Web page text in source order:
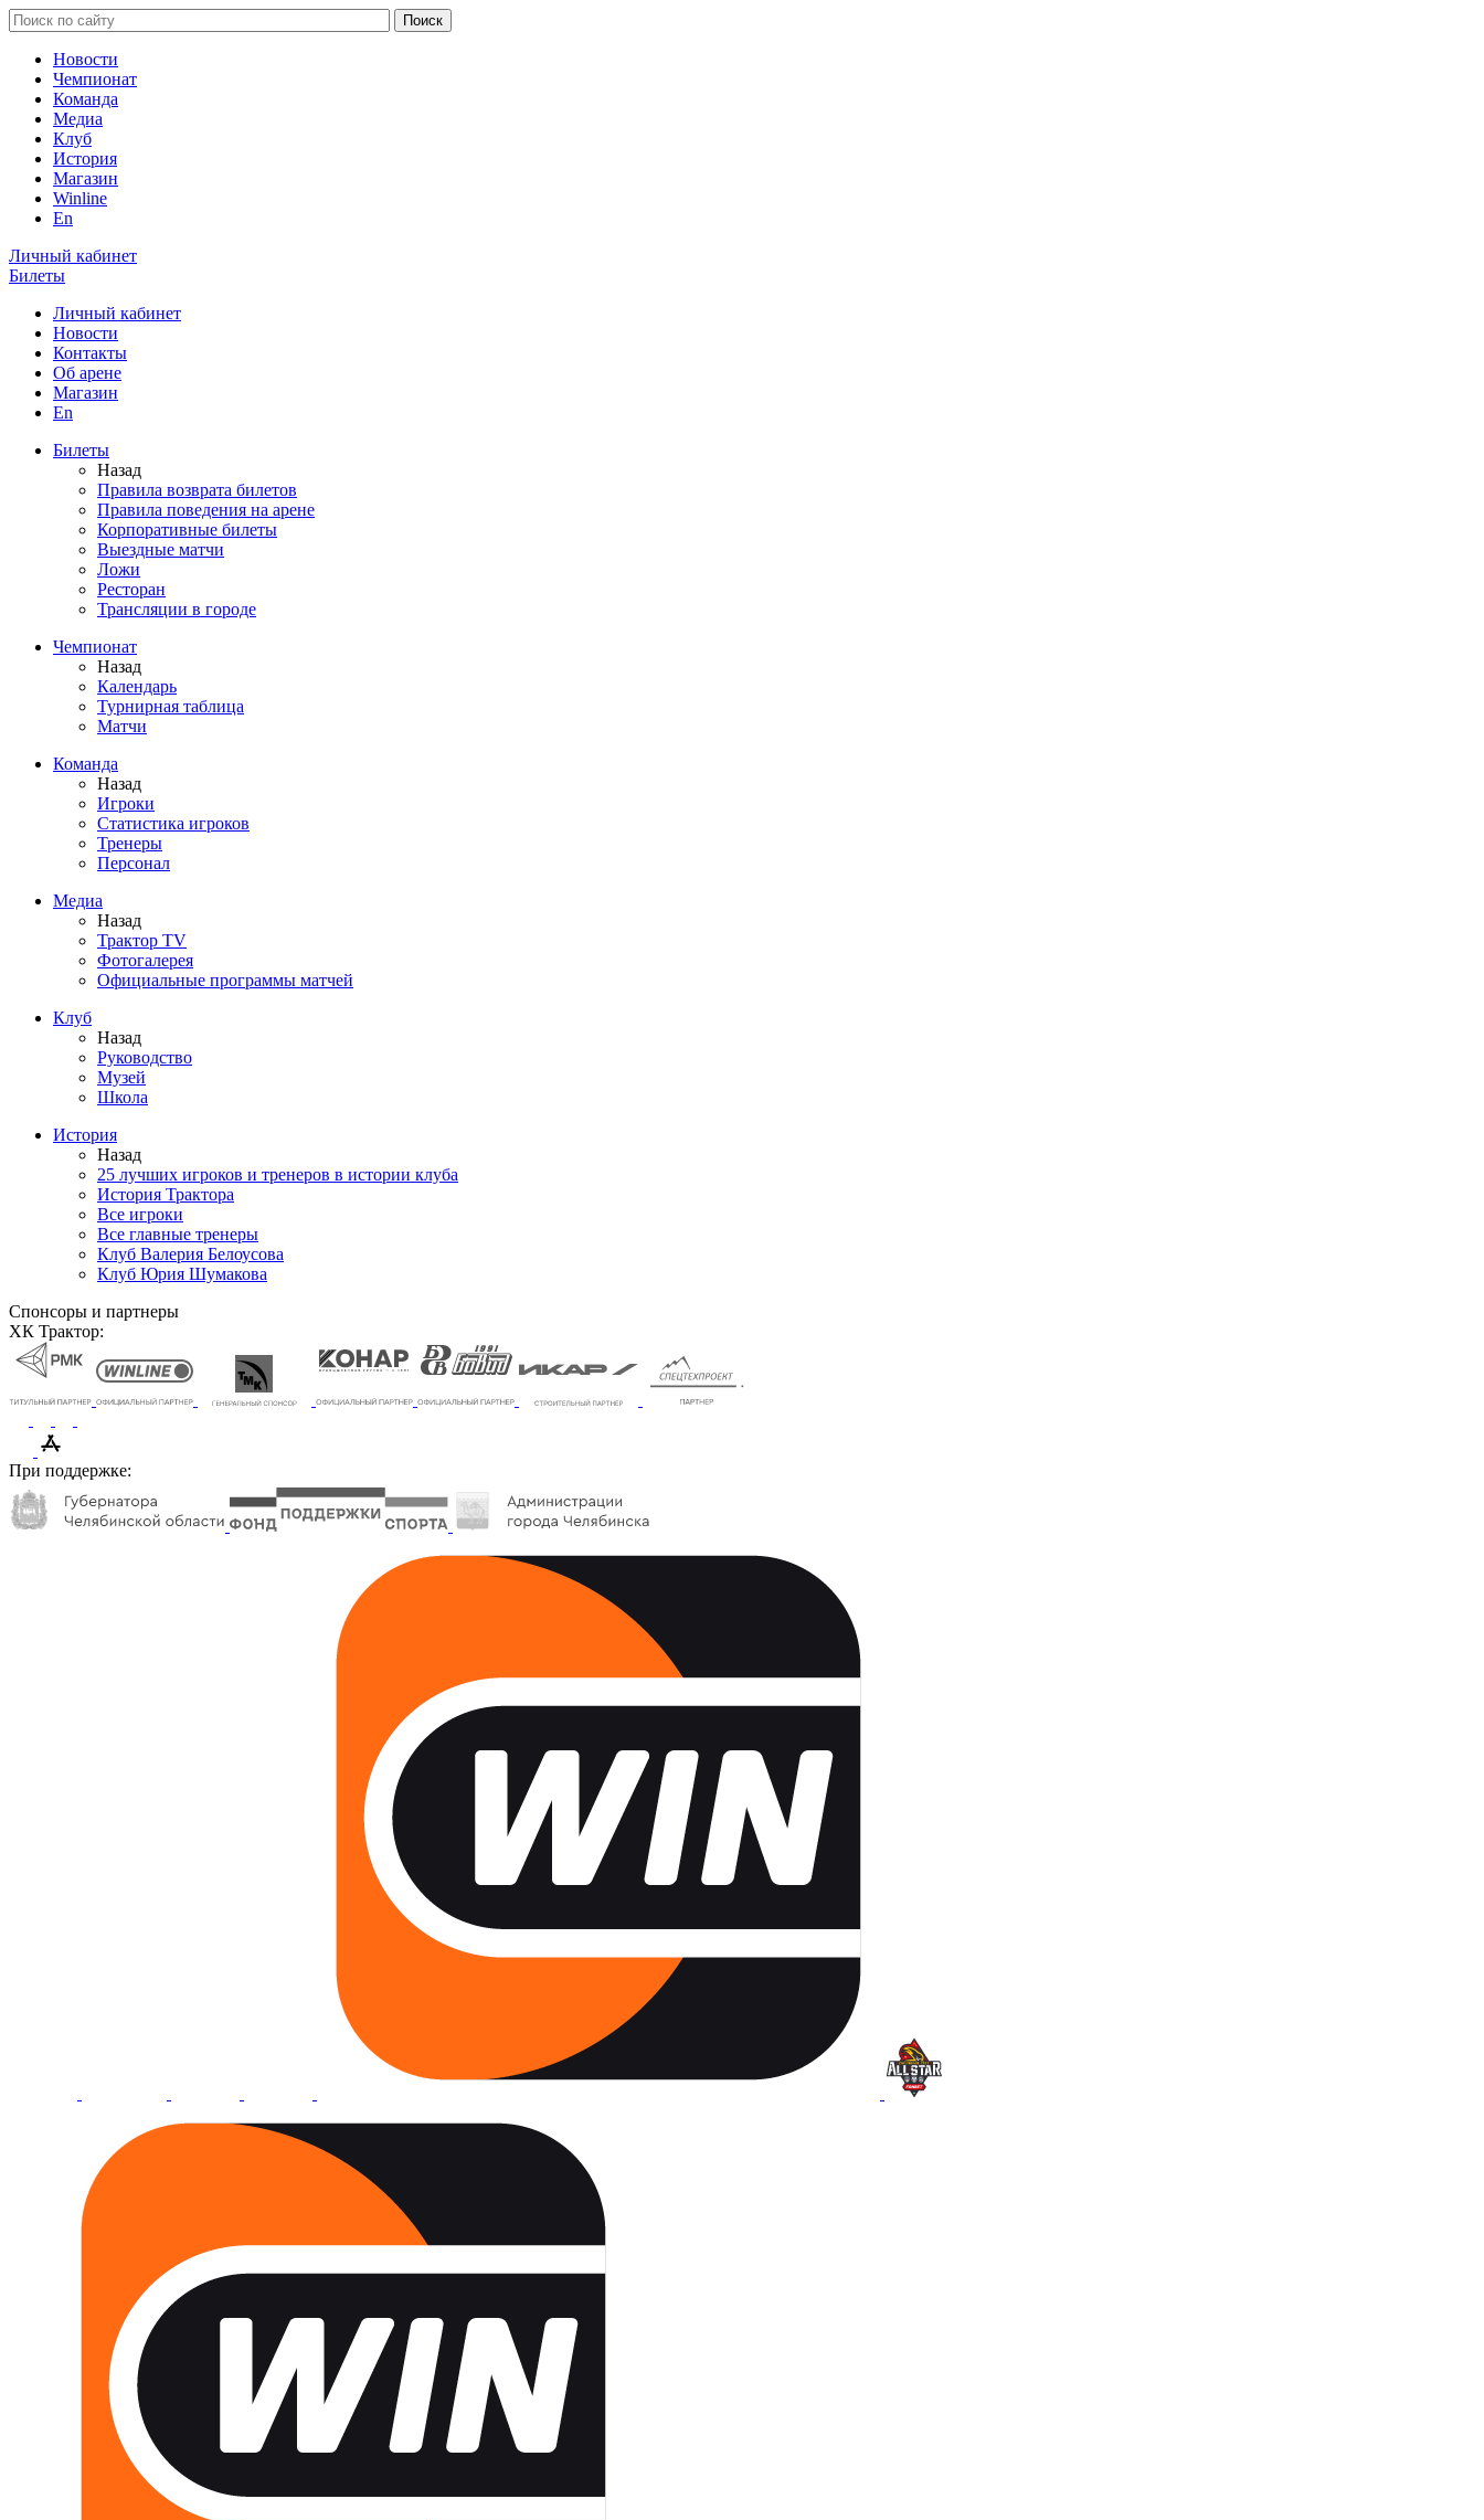
Новости
Чемпионат
Команда
Медиа
Клуб
История
Магазин
Winline
En
Личный кабинет
Билеты
Личный кабинет
Новости
Контакты
Об арене
Магазин
En
Билеты
Назад
Правила возврата билетов
Правила поведения на арене
Корпоративные билеты
Выездные матчи
Ложи
Ресторан
Трансляции в городе
Чемпионат
Назад
Календарь
Турнирная таблица
Матчи
Команда
Назад
Игроки
Статистика игроков
Тренеры
Персонал
Медиа
Назад
Трактор TV
Фотогалерея
Официальные программы матчей
Клуб
Назад
Руководство
Музей
Школа
История
Назад
25 лучших игроков и тренеров в истории клуба
История Трактора
Все игроки
Все главные тренеры
Клуб Валерия Белоусова
Клуб Юрия Шумакова
Спонсоры и партнеры
ХК Трактор:
При поддержке: